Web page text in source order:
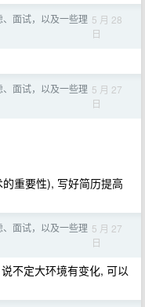
面试，以及一些理 5 月 28
日
面试，以及一些理 5 月 27
日
重要性), 写好简历提高
面试，以及一些理 5 月 27
日
不定大环境有变化, 可以